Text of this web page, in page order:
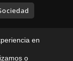
en
o